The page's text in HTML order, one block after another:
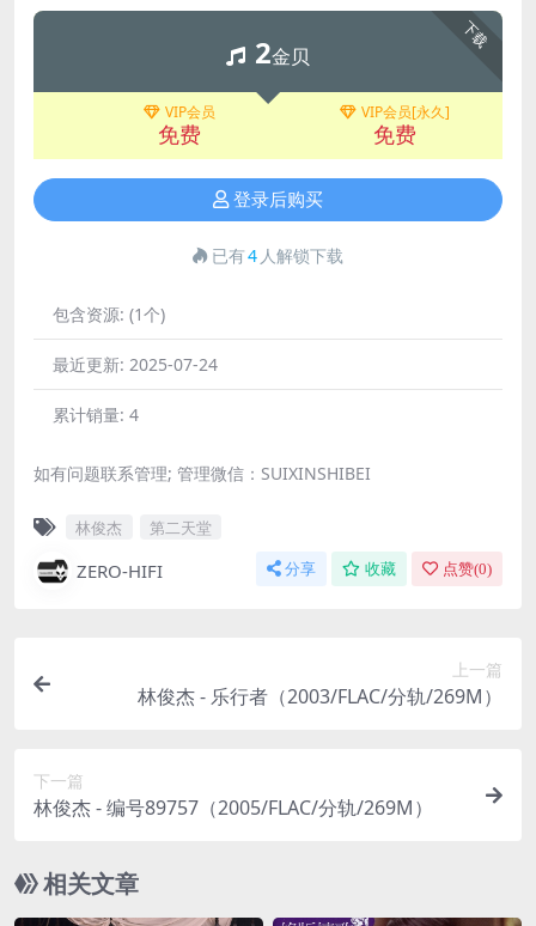
下载
2金贝
VIP会员
免费
VIP会员[永久]
免费
登录后购买
已有4 人解锁下载
包含资源: (1个)
最近更新: 2025-07-24
累计销量: 4
如有问题联系管理; 管理微信：SUIXINSHIBEI
林俊杰 第二天堂
ZERO-HIFI 分享 收藏 点赞(0)
上一篇
林俊杰 - 乐行者（2003/FLAC/分轨/269M）
下一篇
林俊杰 - 编号89757（2005/FLAC/分轨/269M）
相关文章